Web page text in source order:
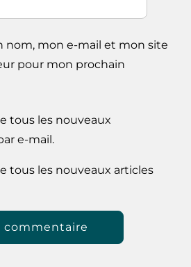
nom, mon e-mail et mon site
pour mon prochain
tous les nouveaux
e-mail.
tous les nouveaux articles